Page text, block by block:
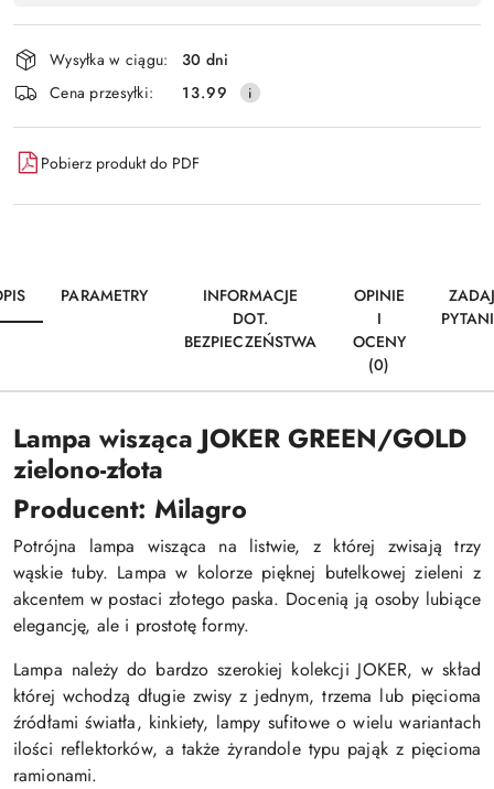
płatność
i
dostawa
Wysyłka w ciągu:
30 dni
Cena przesyłki:
13.99
Pobierz produkt do PDF
PARAMETRY
INFORMACJE
DOT.
BEZPIECZEŃSTWA
OPINIE
I
OCENY
(0)
Lampa wisząca JOKER GREEN/GOLD
zielono-złota
Producent: Milagro
Potrójna lampa wisząca na listwie, z której zwisają trzy
wąskie tuby. Lampa w kolorze pięknej butelkowej zieleni z
akcentem w postaci złotego paska. Docenią ją osoby lubiące
elegancję, ale i prostotę formy.
Lampa należy do bardzo szerokiej kolekcji JOKER, w skład
której wchodzą długie zwisy z jednym, trzema lub pięcioma
źródłami światła, kinkiety, lampy sufitowe o wielu wariantach
ilości reflektorków, a także żyrandole typu pająk z pięcioma
ramionami.